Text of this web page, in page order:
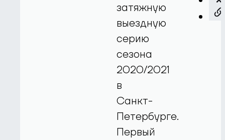
затяжную
выездную
серию
сезона
2020/2021
в
Санкт-
Петербурге.
Первый